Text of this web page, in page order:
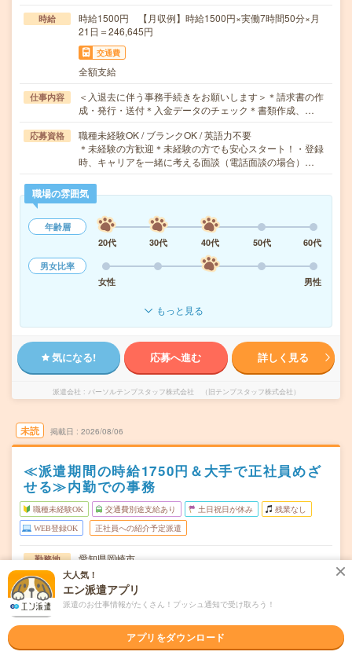
時給
時給1500円 【月収例】時給1500円×実働7時間50分×月
21日＝246,645円
交通費
全額支給
仕事内容
＜入退去に伴う事務手続きをお願いします＞＊請求書の作
成・発行・送付＊入金データのチェック＊書類作成、…
応募資格
職種未経験OK / ブランクOK / 英語力不要
＊未経験の方歓迎＊未経験の方でも安心スタート！・登録
時、キャリアを一緒に考える面談（電話面談の場合）…
職場の雰囲気
年齢層
20代
30代 40代 50代
60代
男女比率
女性
男性
もっと見る
気になる! 応募へ進む 詳しく見る
派遣会社 パーソルテンプスタッフ株式会社 （旧テンプスタッフ株式会社）
未読 掲載日 2026/08/06
≪派遣期間の時給1750円＆大手で正社員めざ
せる≫内勤での事務
職種未経験OK 交通費別途支給あり 土日祝日が休み 残業なし
WEB登録OK 正社員への紹介予定派遣
勤務地
愛知県岡崎市
東岡崎駅から徒歩8分／岡崎駅から民間バス24分
曜日頻度 月～金（週5日） ※完全土日祝休み！
時間 09:00～17:00(実働7時間 休憩1時間)
期間 2026年10月上旬～長期 ※10月～！
大人気！
エン派遣アプリ
派遣のお仕事情報がたくさん！プッシュ通知で受け取ろう！
アプリをダウンロード